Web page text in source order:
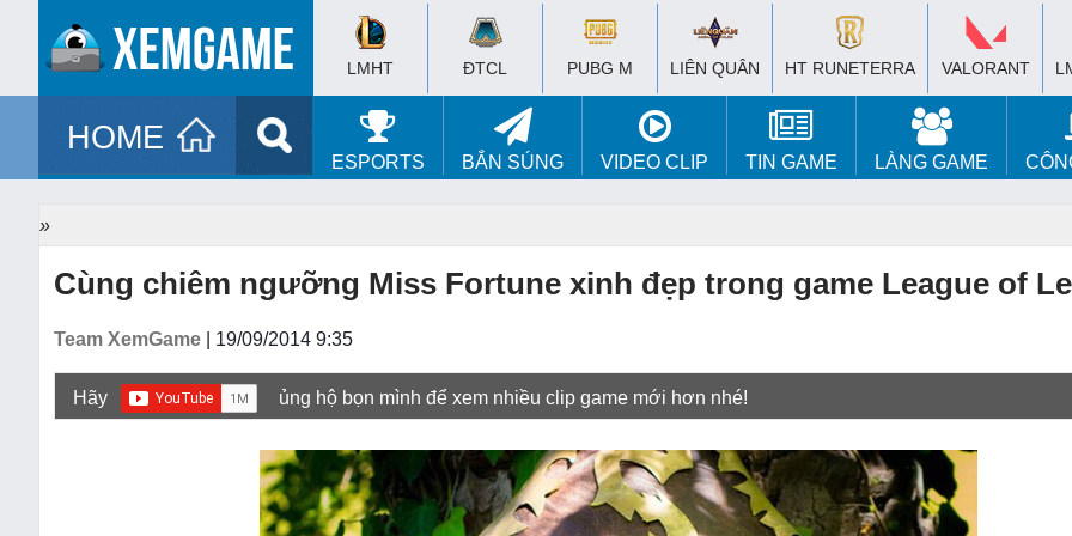
LMHT ĐTCL PUBG M LIÊN QUÂN HT RUNETERRA VALORANT
HOME
ESPORTS BẮN SÚNG VIDEO CLIP TIN GAME LÀNG GAME
»
Cùng chiêm ngưỡng Miss Fortune xinh đẹp trong game League of
Team XemGame | 19/09/2014 9:35
Hãy ủng hộ bọn mình để xem nhiều clip game mới hơn nhé!